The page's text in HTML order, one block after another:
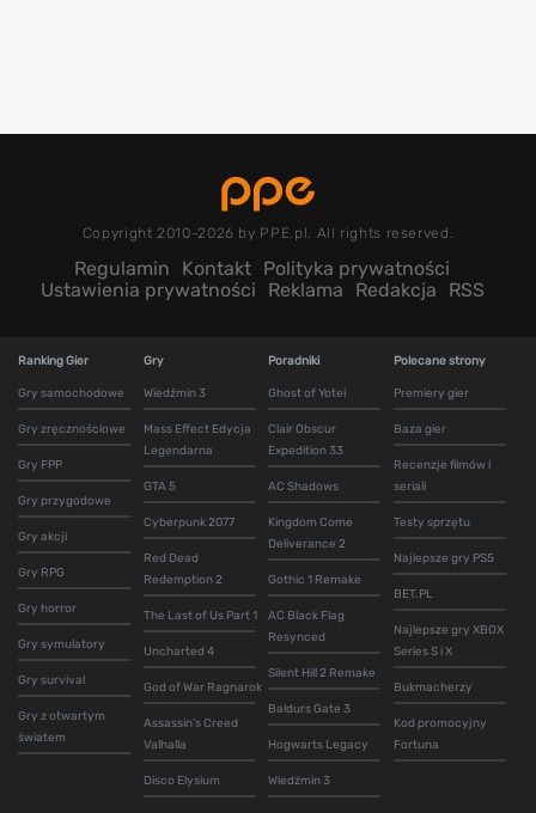
Copyright 2010-2026 by PPE.pl. All rights reserved.
Regulamin Kontakt Polityka prywatności
Ustawienia prywatności
Reklama Redakcja RSS
Ranking Gier
Gry samochodowe
Gry zręcznościowe
Gry FPP
Gry przygodowe
Gry akcji
Gry RPG
Gry horror
Gry symulatory
Gry survival
Gry z otwartym
światem
Gry
Wiedźmin 3
Mass Effect Edycja
Legendarna
GTA 5
Cyberpunk 2077
Red Dead
Redemption 2
The Last of Us Part 1
Uncharted 4
God of War Ragnarok
Assassin's Creed
Valhalla
Disco Elysium
Poradniki
Ghost of Yotei
Clair Obscur
Expedition 33
AC Shadows
Kingdom Come
Deliverance 2
Gothic 1 Remake
AC Black Flag
Resynced
Silent Hill 2 Remake
Baldurs Gate 3
Hogwarts Legacy
Wiedźmin 3
Polecane strony
Premiery gier
Baza gier
Recenzje filmów i
seriali
Testy sprzętu
Najlepsze gry PS5
BET.PL
Najlepsze gry XBOX
Series S i X
Bukmacherzy
Kod promocyjny
Fortuna